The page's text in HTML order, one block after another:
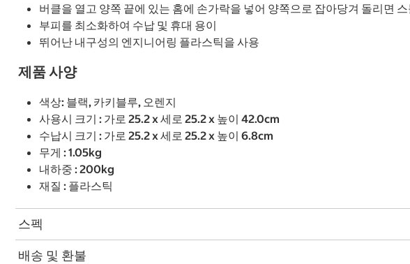
버클을 열고 양쪽 끝에 있는 홈에 손가락을 넣어 양쪽으로 잡아당겨 돌리면
부피를 최소화하여 수납 및 휴대 용이
뛰어난 내구성의 엔지니어링 플라스틱을 사용
제품 사양
색상: 블랙, 카키블루, 오렌지
사용시 크기 : 가로 25.2 x 세로 25.2 x 높이 42.0cm
수납시 크기 : 가로 25.2 x 세로 25.2 x 높이 6.8cm
무게 : 1.05kg
내하중 : 200kg
재질 : 플라스틱
스펙
배송 및 환불